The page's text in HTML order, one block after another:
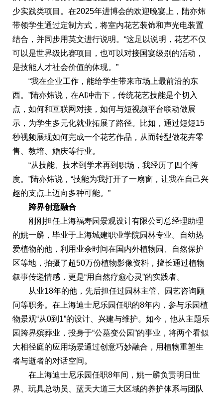
少实践类项目。在2025年进博会的欢迎晚宴上，陆亦炜
带领学生通过定制方式，将室内花艺装饰和声光电装置
结合，并同步用英文进行说明。“这足以说明，花艺不仅
可以是世界级比赛项目，也可以对接国宴级别的活动，
是技能人才社会价值的体现。”
“我在企业工作，能给学生带来市场上最前沿的东
西。”陆亦炜说，在AI冲击下，传统花艺技能是个切入
点，如何和互联网对接，如何与短视频平台联动做展
示，为学生多元化就业拓展了路径。比如，通过短短15
秒视频展现如何完成一个花艺作品，从而转型做花卉零
售、教培、婚庆等行业。
“从技能、技术到学术再到职场，我经历了四个跨
度。”陆亦炜说，“技能为我打开了一扇窗，让我在自己兴
趣的支点上迈向多种可能。”
跨界创意融合
刚刚担任上海福寿园景观设计有限公司总经理助理
的姚一麟，毕业于上海城建职业学院园林专业。自幼热
爱植物的他，利用业余时间在国内外植物园、自然保护
区等地，拍摄了超50万份植物影像资料，擅长通过植物
叙事传递情感，更是“用自然疗愈心灵”的实践者。
从业18年的他，先后担任过园林主管、园艺咨询顾
问等职务。在上海迪士尼乐园任职的8年内，参与乐园植
物景观“从0到1”的设计、兴建与维护。如今，他从主题乐
园跨界殡葬业，投身于“公墓变公园”的事业，将两个看似
大相径庭的应用场景通过创意巧妙融合，用植物重塑生
者与逝者的对话空间。
在上海迪士尼乐园任职8年间，姚一麟负责明日世
界、玩具总动员、蓝天大道三大区域的养护体系与团队